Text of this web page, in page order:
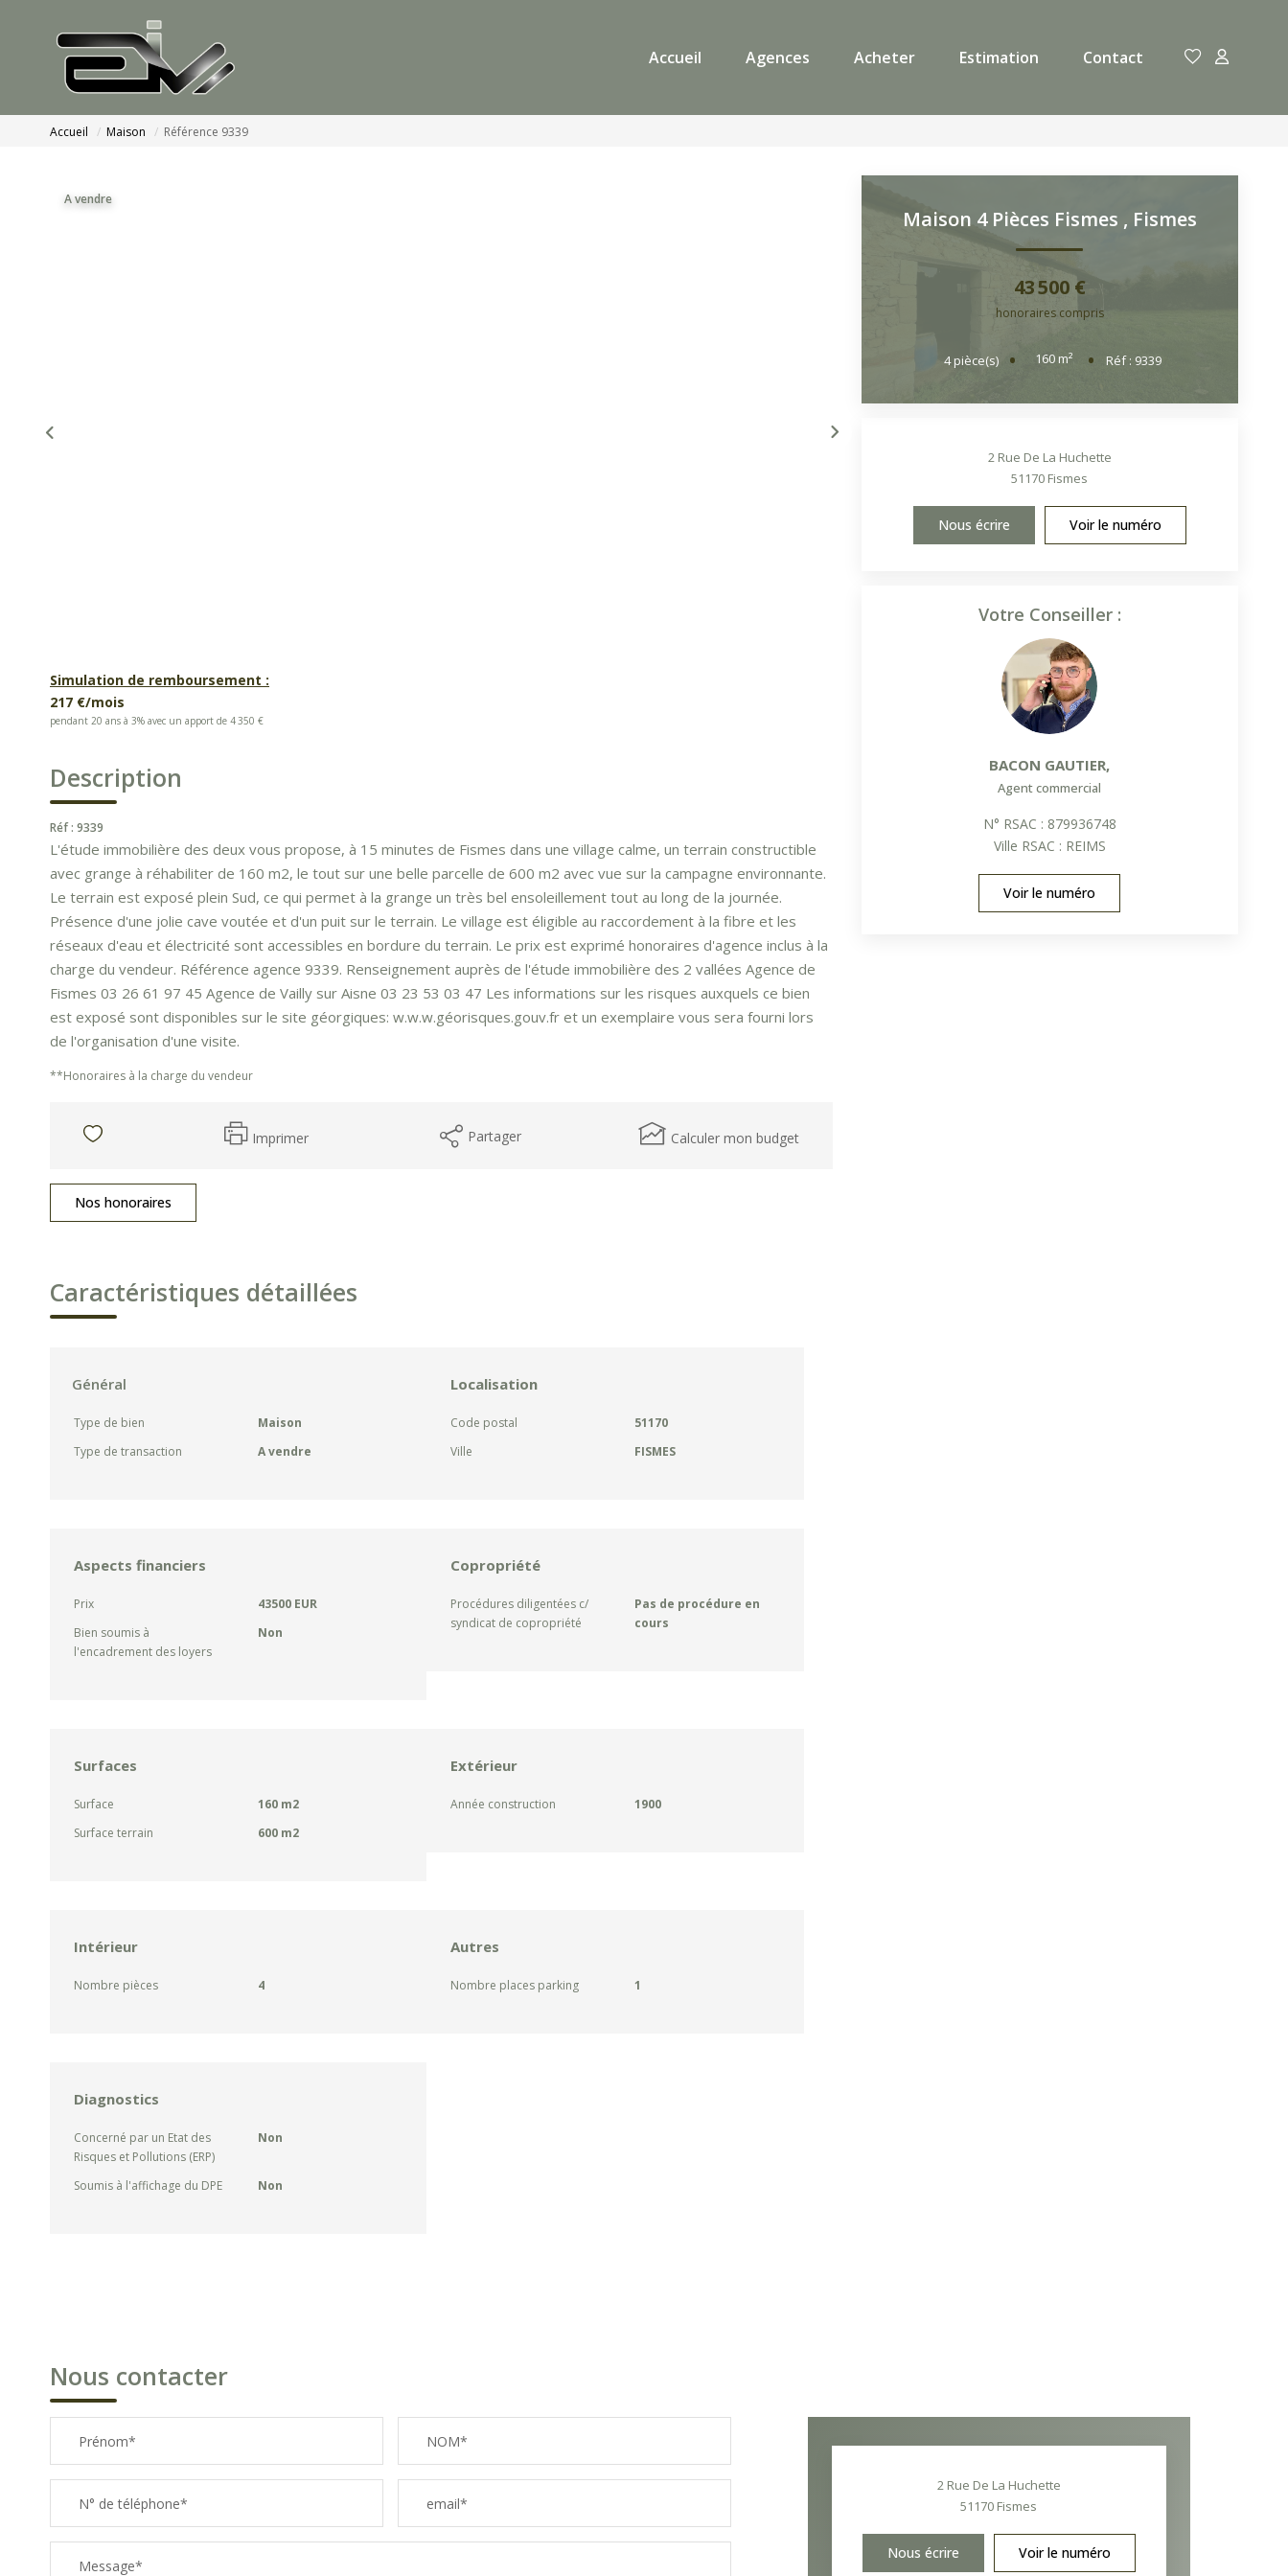
Accueil Agences Acheter Estimation Contact
Accueil Maison Référence 9339
A vendre
Simulation de remboursement :
217 €/mois
pendant 20 ans à 3% avec un apport de 4 350 €
Description
Réf : 9339
L'étude immobilière des deux vous propose, à 15 minutes de Fismes dans une village calme, un terrain constructible
avec grange à réhabiliter de 160 m2, le tout sur une belle parcelle de 600 m2 avec vue sur la campagne environnante.
Le terrain est exposé plein Sud, ce qui permet à la grange un très bel ensoleillement tout au long de la journée.
Présence d'une jolie cave voutée et d'un puit sur le terrain. Le village est éligible au raccordement à la fibre et les
réseaux d'eau et électricité sont accessibles en bordure du terrain. Le prix est exprimé honoraires d'agence inclus à la
charge du vendeur. Référence agence 9339. Renseignement auprès de l'étude immobilière des 2 vallées Agence de
Fismes 03 26 61 97 45 Agence de Vailly sur Aisne 03 23 53 03 47 Les informations sur les risques auxquels ce bien
est exposé sont disponibles sur le site géorgiques: w.w.w.géorisques.gouv.fr et un exemplaire vous sera fourni lors
de l'organisation d'une visite.
**Honoraires à la charge du vendeur
Imprimer Partager Calculer mon budget
Nos honoraires
Caractéristiques détaillées
Général
Type de bien
Maison
Type de transaction
A vendre
Localisation
Code postal
51170
Ville
FISMES
Aspects financiers
Prix
43500 EUR
Bien soumis à
l'encadrement des loyers
Non
Copropriété
Procédures diligentées c/
syndicat de copropriété
Pas de procédure en
cours
Surfaces
Surface
160 m2
Surface terrain
600 m2
Extérieur
Année construction 1900
Intérieur
Nombre pièces 4
Autres
Nombre places parking 1
Diagnostics
Concerné par un Etat des
Risques et Pollutions (ERP)
Non
Soumis à l'affichage du DPE Non
Maison 4 Pièces Fismes , Fismes
43 500 €
honoraires compris
4pièce(s) 160m² Réf : 9339
2 Rue De La Huchette
51170 Fismes
Nous écrire Voir le numéro
Votre Conseiller :
BACON GAUTIER,
Agent commercial
N° RSAC : 879936748
Ville RSAC : REIMS
Voir le numéro
Nous contacter
Prénom* NOM*
N° de téléphone* email*
Message*
2 Rue De La Huchette
51170 Fismes
Nous écrire Voir le numéro